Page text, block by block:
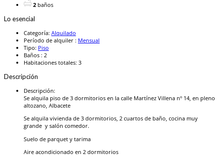
2 baños
Lo esencial
Categoría: Alquilado
Período de alquiler : Mensual
Tipo: Piso
Baños : 2
Habitaciones totales: 3
Descripción
Descripción:
Se alquila piso de 3 dormitorios en la calle Martínez Villena nº 14, en pleno
altozano, Albacete
Se alquila vivienda de 3 dormitorios, 2 cuartos de baño, cocina muy
grande y salón comedor.
Suelo de parquet y tarima
Aire acondicionado en 2 dormitorios